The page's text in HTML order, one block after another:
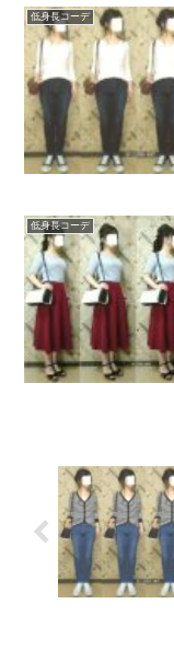
低身長コーデ
低身長コーデ